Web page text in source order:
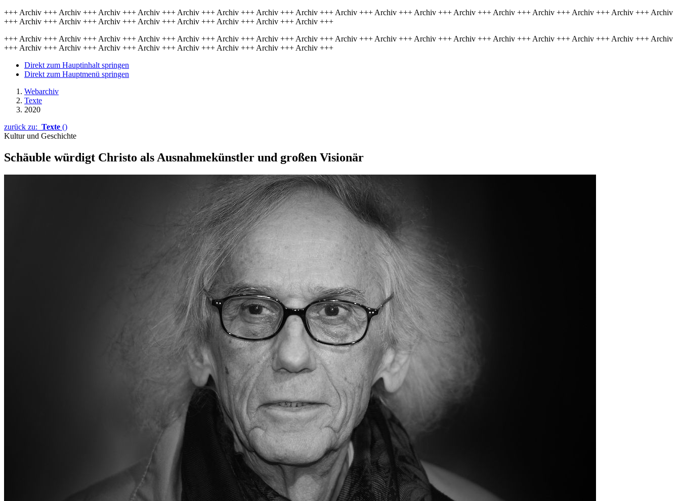
+++ Archiv +++ Archiv +++ Archiv +++ Archiv +++ Archiv +++ Archiv +++ Archiv +++ Archiv +++ Archiv +++ Archiv +++ Archiv +++ Archiv +++ Archiv +++ Archiv +++ Archiv +++ Archiv +++ Archiv
+++ Archiv +++ Archiv +++ Archiv +++ Archiv +++ Archiv +++ Archiv +++ Archiv +++ Archiv +++
+++ Archiv +++ Archiv +++ Archiv +++ Archiv +++ Archiv +++ Archiv +++ Archiv +++ Archiv +++ Archiv +++ Archiv +++ Archiv +++ Archiv +++ Archiv +++ Archiv +++ Archiv +++ Archiv +++ Archiv
+++ Archiv +++ Archiv +++ Archiv +++ Archiv +++ Archiv +++ Archiv +++ Archiv +++ Archiv +++
Direkt zum Hauptinhalt springen
Direkt zum Hauptmenü springen
Webarchiv
Texte
2020
zurück zu: Texte ()
Kultur und Geschichte
Schäuble würdigt Christo als Aus­nahme­künstler und großen Visionär